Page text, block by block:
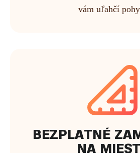
vám uľahčí
BEZPLATNÉ
NA